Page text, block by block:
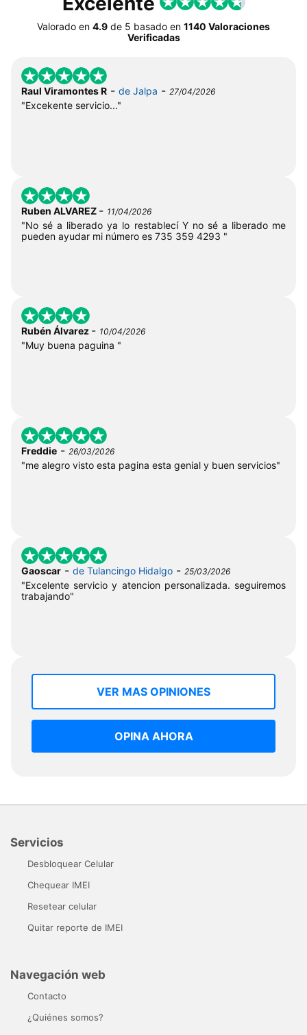
Valorado en 4.9 de 5 basado en 1140 Valoraciones
Verificadas
Raul Viramontes R - de Jalpa - 27/04/2026
"Excekente servicio..."
Ruben ALVAREZ - 11/04/2026
"No sé a liberado ya lo restablecí Y no sé a liberado me
pueden ayudar mi número es 735 359 4293 "
Rubén Álvarez - 10/04/2026
"Muy buena paguina "
Freddie - 26/03/2026
"me alegro visto esta pagina esta genial y buen servicios"
Gaoscar - de Tulancingo Hidalgo - 25/03/2026
"Excelente servicio y atencion personalizada. seguiremos
trabajando"
VER MAS OPINIONES
OPINA AHORA
Servicios
Desbloquear Celular
Chequear IMEI
Resetear celular
Quitar reporte de IMEI
Navegación web
Contacto
¿Quiénes somos?